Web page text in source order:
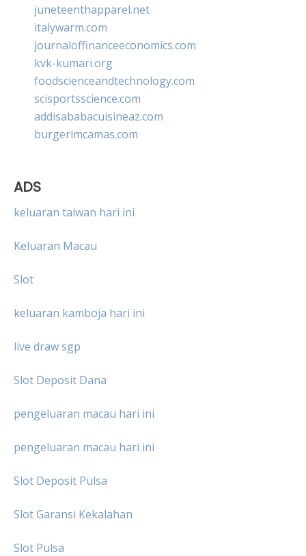
juneteenthapparel.net
italywarm.com
journaloffinanceeconomics.com
kvk-kumari.org
foodscienceandtechnology.com
scisportsscience.com
addisababacuisineaz.com
burgerimcamas.com
ADS
keluaran taiwan hari ini
Keluaran Macau
Slot
keluaran kamboja hari ini
live draw sgp
Slot Deposit Dana
pengeluaran macau hari ini
pengeluaran macau hari ini
Slot Deposit Pulsa
Slot Garansi Kekalahan
Slot Pulsa